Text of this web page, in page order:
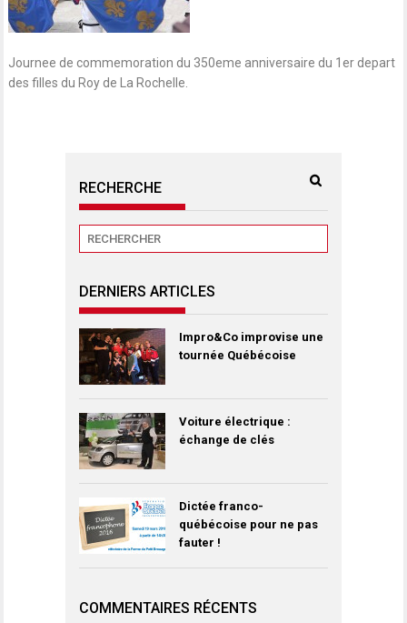
Journee de commemoration du 350eme anniversaire du 1er depart
des filles du Roy de La Rochelle.
RECHERCHE
DERNIERS ARTICLES
Impro&Co improvise une
tournée Québécoise
Voiture électrique :
échange de clés
Dictée franco-
québécoise pour ne pas
fauter !
COMMENTAIRES RÉCENTS